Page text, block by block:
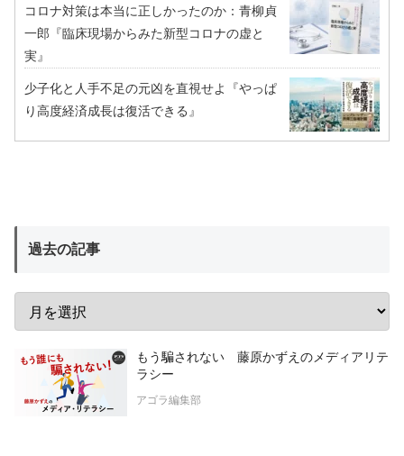
コロナ対策は本当に正しかったのか：青柳貞
一郎『臨床現場からみた新型コロナの虚と
実』
少子化と人手不足の元凶を直視せよ『やっぱ
り高度経済成長は復活できる』
過去の記事
もう騙されない 藤原かずえのメディアリテ
ラシー
アゴラ編集部